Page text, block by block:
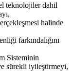
teknolojiler dahil
halinde
farkındalığını
Sisteminin
sürekli iyileştirmeyi,